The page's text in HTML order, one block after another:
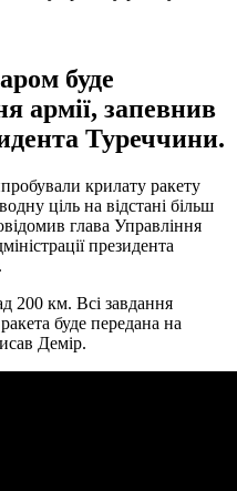
буде
армії, запевнив
Туреччини.
крилату ракету
ціль на відстані більш
глава Управління
президента
200 км. Всі завдання
буде передана на
Демір.